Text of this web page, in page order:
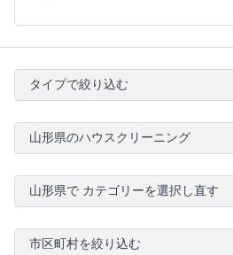
タイプで絞り込む
山形県のハウスクリーニング
山形県で カテゴリーを選択し直す
市区町村を絞り込む